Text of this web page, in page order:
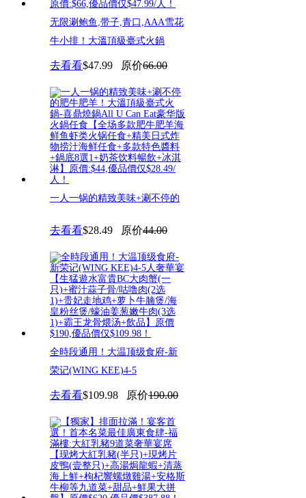
无限涮鲍鱼,带子,青口,AAA雪花
牛小排！大溫頂級臺式火鍋
去看看$47.99 原价66.00
一人一锅的精致美味+涮不停的
喜
去看看$28.49 原价44.00
全時段通用！大温顶级食府-新
荣记(WING KEE)4-5
去看看$109.98 原价190.00